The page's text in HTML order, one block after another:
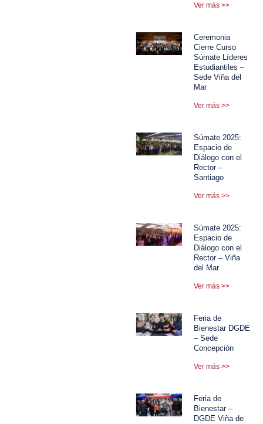
Ver más >>
Ceremonia
Cierre Curso
Súmate Líderes
Estudiantiles –
Sede Viña del
Mar
Ver más >>
Súmate 2025:
Espacio de
Diálogo con el
Rector –
Santiago
Ver más >>
Súmate 2025:
Espacio de
Diálogo con el
Rector – Viña
del Mar
Ver más >>
Feria de
Bienestar DGDE
– Sede
Concepción
Ver más >>
Feria de
Bienestar –
DGDE Viña de